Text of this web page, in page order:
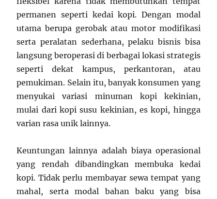
permanen seperti kedai kopi. Dengan modal
utama berupa gerobak atau motor modifikasi
serta peralatan sederhana, pelaku bisnis bisa
langsung beroperasi di berbagai lokasi strategis
seperti dekat kampus, perkantoran, atau
pemukiman. Selain itu, banyak konsumen yang
menyukai variasi minuman kopi kekinian,
mulai dari kopi susu kekinian, es kopi, hingga
varian rasa unik lainnya.
Keuntungan lainnya adalah biaya operasional
yang rendah dibandingkan membuka kedai
kopi. Tidak perlu membayar sewa tempat yang
mahal, serta modal bahan baku yang bisa